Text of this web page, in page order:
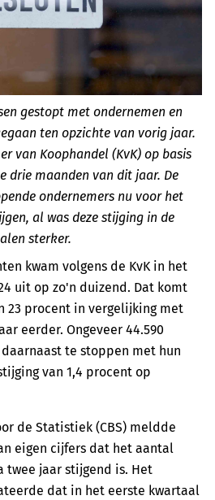
gestopt met ondernemen en
ten opzichte van vorig jaar.
van Koophandel (KvK) op basis
drie maanden van dit jaar. De
ondernemers nu voor het
al was deze stijging in de
sterker.
kwam volgens de KvK in het
uit op zo'n duizend. Dat komt
23 procent in vergelijking met
eerder. Ongeveer 44.590
te stoppen met hun
van 1,4 procent op
de Statistiek (CBS) meldde
eigen cijfers dat het aantal
jaar stijgend is. Het
dat in het eerste kwartaal